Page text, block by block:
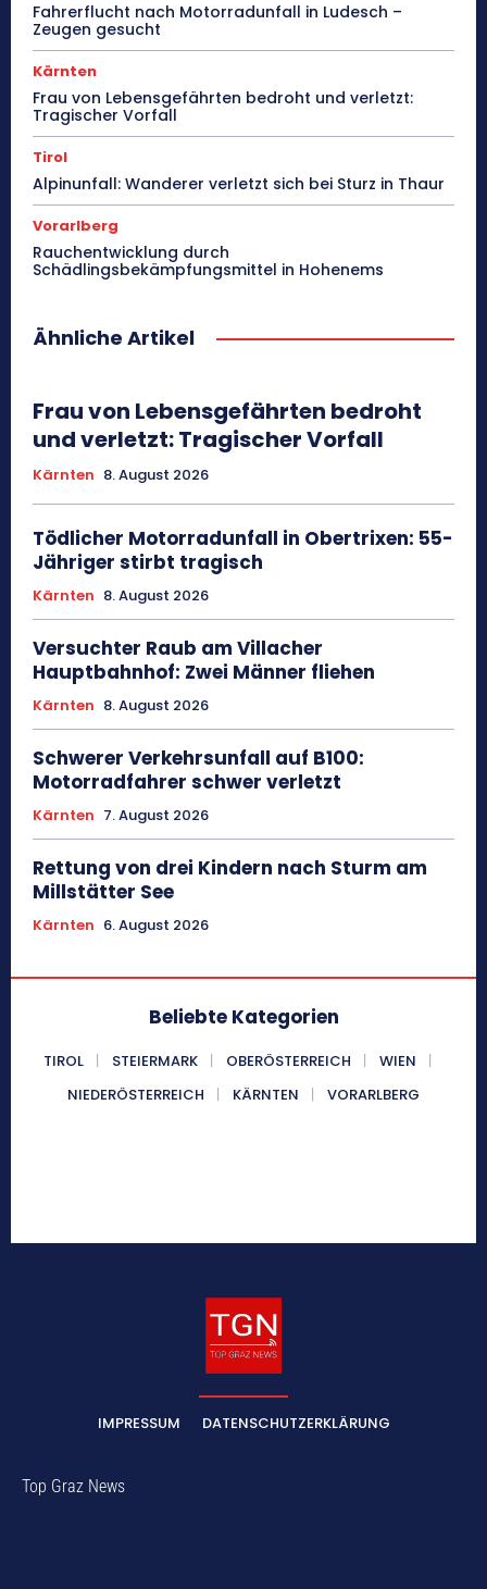
Fahrerflucht nach Motorradunfall in Ludesch –
Zeugen gesucht
Kärnten
Frau von Lebensgefährten bedroht und verletzt:
Tragischer Vorfall
Tirol
Alpinunfall: Wanderer verletzt sich bei Sturz in Thaur
Vorarlberg
Rauchentwicklung durch
Schädlingsbekämpfungsmittel in Hohenems
Ähnliche Artikel
Frau von Lebensgefährten bedroht
und verletzt: Tragischer Vorfall
Kärnten 8. August 2026
Tödlicher Motorradunfall in Obertrixen: 55-
Jähriger stirbt tragisch
Kärnten 8. August 2026
Versuchter Raub am Villacher
Hauptbahnhof: Zwei Männer fliehen
Kärnten 8. August 2026
Schwerer Verkehrsunfall auf B100:
Motorradfahrer schwer verletzt
Kärnten 7. August 2026
Rettung von drei Kindern nach Sturm am
Millstätter See
Kärnten 6. August 2026
Beliebte Kategorien
TIROL STEIERMARK OBERÖSTERREICH
WIEN
NIEDERÖSTERREICH
KÄRNTEN VORARLBERG
IMPRESSUM DATENSCHUTZERKLÄRUNG
Top Graz News